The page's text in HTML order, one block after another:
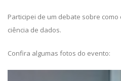
Participei de um debate sobre
ciência de dados.
Confira algumas fotos do evento: